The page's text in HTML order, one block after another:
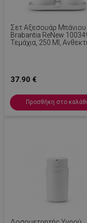
Σετ Αξεσουάρ Μπάνιου
Brabantia ReNew
Τεμάχια, 250 Ml,
37.90 €
Προσθήκη στο καλάθι